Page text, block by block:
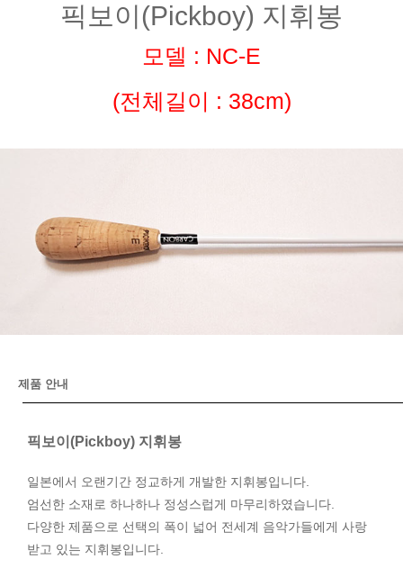
픽보이(Pickboy) 지휘봉
모델 : NC-E
(전체길이 : 38cm)
제품 안내
픽보이(Pickboy) 지휘봉
일본에서 오랜기간 정교하게 개발한 지휘봉입니다.
엄선한 소재로 하나하나 정성스럽게 마무리하였습니다.
다양한 제품으로 선택의 폭이 넓어 전세계 음악가들에게 사랑
받고 있는 지휘봉입니다.